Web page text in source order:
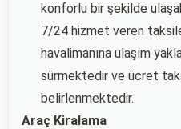
konforlu bir şekilde
7/24 hizmet veren
havalimanına ulaşım
sürmektedir ve ücret
belirlenmektedir.
Araç Kiralama